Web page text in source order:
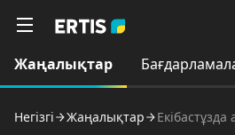
Жаңалықтар
Негізгі Жаңалықтар